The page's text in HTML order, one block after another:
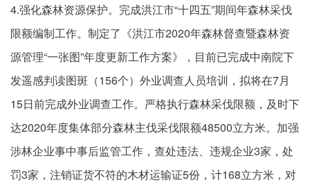
4.强化森林资源保护。完成洪江市“十四五”期间年森林采伐
限额编制工作。制定了《洪江市2020年森林督查暨森林资
源管理“一张图”年度更新工作方案》，目前已完成中南院下
发遥感判读图斑（156个）外业调查人员培训，拟将在7月
15日前完成外业调查工作。严格执行森林采伐限额，及时下
达2020年度集体部分森林主伐采伐限额48500立方米。加强
涉林企业事中事后监管工作，查处违法、违规企业3家，处
罚3家，注销证货不符的木材运输证5份，计168立方米，对